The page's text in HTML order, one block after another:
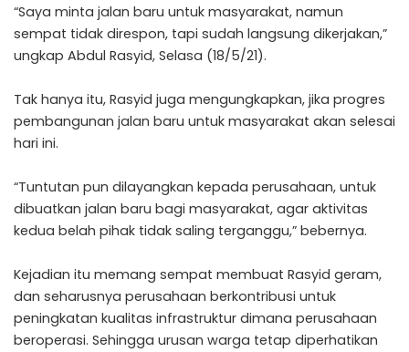
“Saya minta jalan baru untuk masyarakat, namun
sempat tidak direspon, tapi sudah langsung dikerjakan,”
ungkap Abdul Rasyid, Selasa (18/5/21).
Tak hanya itu, Rasyid juga mengungkapkan, jika progres
pembangunan jalan baru untuk masyarakat akan selesai
hari ini.
“Tuntutan pun dilayangkan kepada perusahaan, untuk
dibuatkan jalan baru bagi masyarakat, agar aktivitas
kedua belah pihak tidak saling terganggu,” bebernya.
Kejadian itu memang sempat membuat Rasyid geram,
dan seharusnya perusahaan berkontribusi untuk
peningkatan kualitas infrastruktur dimana perusahaan
beroperasi. Sehingga urusan warga tetap diperhatikan